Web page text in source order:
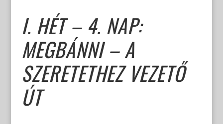
I. HÉT – 4. NAP:
MEGBÁNNI – A
SZERETETHEZ VEZETŐ
ÚT